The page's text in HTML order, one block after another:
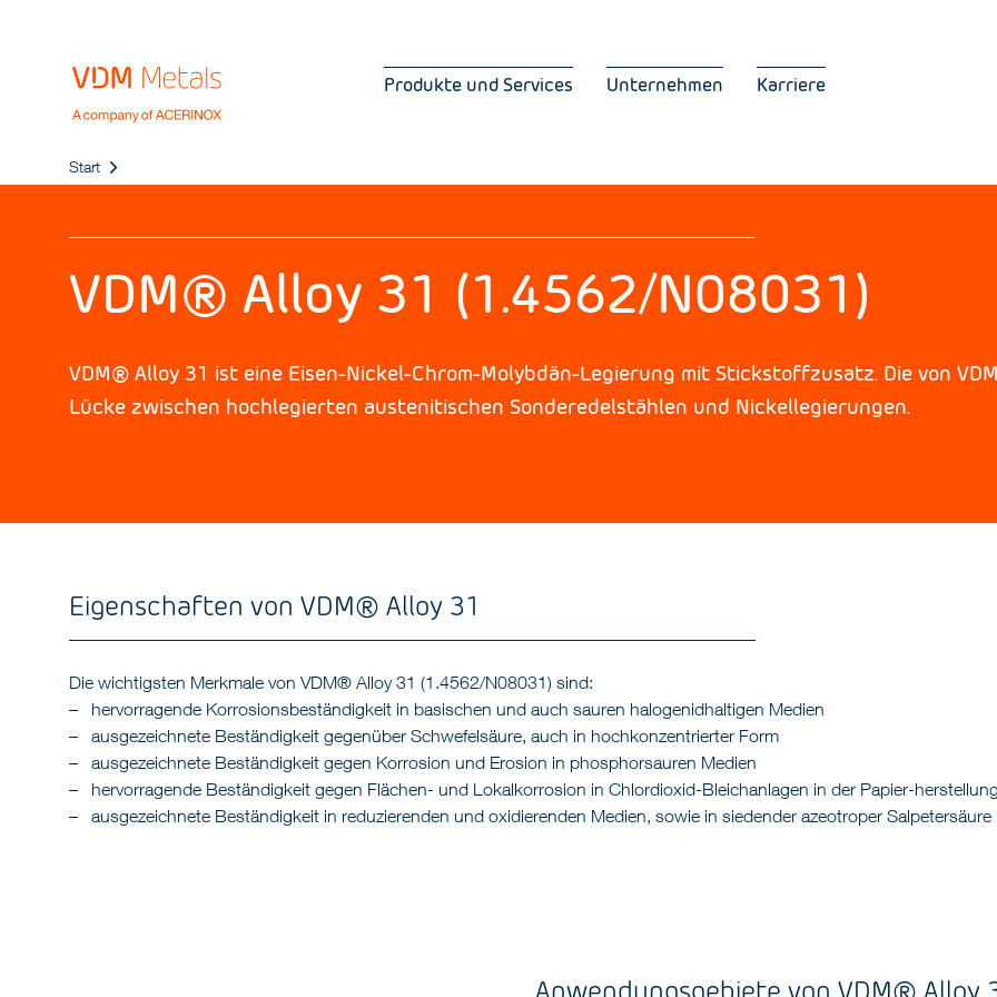
Produkte und Services Unternehmen Karriere
Start
VDM® Alloy 31 (1.4562/N08031)
VDM® Alloy 31 ist eine Eisen-Nickel-Chrom-Molybdän-Legierung mit Stickstoffzusatz. Die von
Lücke zwischen hochlegierten austenitischen Sonderedelstählen und Nickellegierungen.
Eigenschaften von VDM® Alloy 31
Die wichtigsten Merkmale von VDM® Alloy 31 (1.4562/N08031) sind:
hervorragende Korrosionsbeständigkeit in basischen und auch sauren halogenidhaltigen Medien
ausgezeichnete Beständigkeit gegenüber Schwefelsäure, auch in hochkonzentrierter Form
ausgezeichnete Beständigkeit gegen Korrosion und Erosion in phosphorsauren Medien
hervorragende Beständigkeit gegen Flächen- und Lokalkorrosion in Chlordioxid-Bleichanlagen in der Papier-
ausgezeichnete Beständigkeit in reduzierenden und oxidierenden Medien, sowie in siedender azeotroper Salpetersäure
Anwendungsgebiete von VDM® Alloy